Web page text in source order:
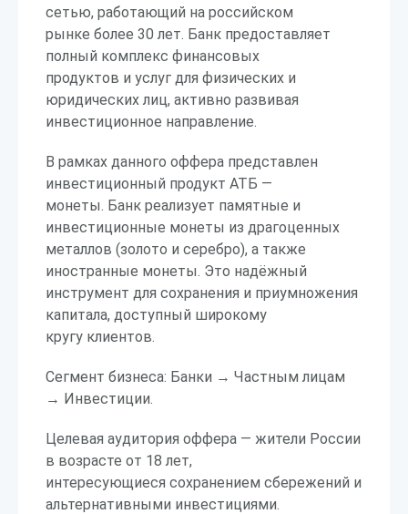
сетью, работающий на российском
рынке более 30 лет. Банк предоставляет
полный комплекс финансовых
продуктов и услуг для физических и
юридических лиц, активно развивая
инвестиционное направление.
В рамках данного оффера представлен
инвестиционный продукт АТБ —
монеты. Банк реализует памятные и
инвестиционные монеты из драгоценных
металлов (золото и серебро), а также
иностранные монеты. Это надёжный
инструмент для сохранения и приумножения
капитала, доступный широкому
кругу клиентов.
Сегмент бизнеса: Банки → Частным лицам
→ Инвестиции.
Целевая аудитория оффера — жители России
в возрасте от 18 лет,
интересующиеся сохранением сбережений и
альтернативными инвестициями.